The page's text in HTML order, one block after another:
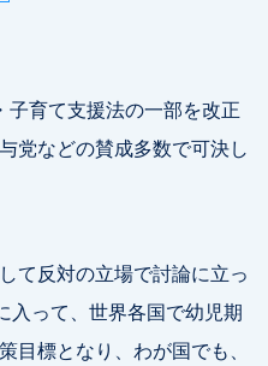
育て支援法の一部を改正
党などの賛成多数で可決し
て反対の立場で討論に立っ
入って、世界各国で幼児期
目標となり、わが国でも、